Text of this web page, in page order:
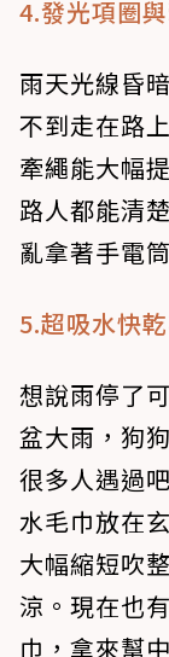
4.發光項圈
雨天光線昏
不到走在路
牽繩能大幅
路人都能清
亂拿著手電
5.超吸水快
想說雨停了
盆大雨，狗
很多人遇過
水毛巾放在
大幅縮短吹
涼。現在也
巾，拿來幫